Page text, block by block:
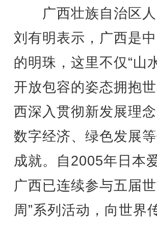
广西壮族自治区人
刘有明表示，广西是
的明珠，这里不仅“山
开放包容的姿态拥抱
西深入贯彻新发展理
数字经济、绿色发展
成就。自2005年日本
广西已连续参与五届
周”系列活动，向世界